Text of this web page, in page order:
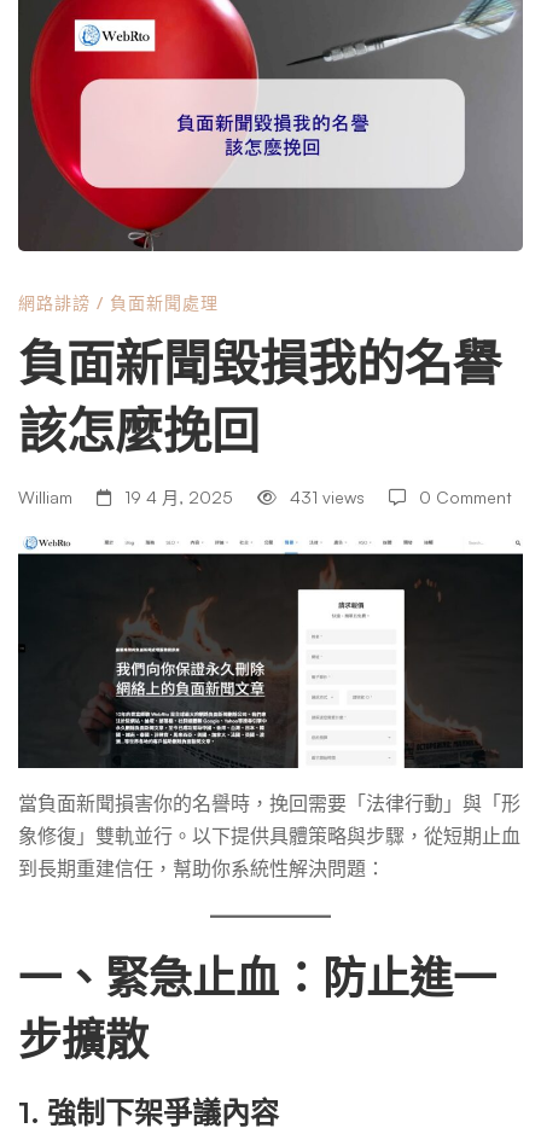
負
面
新
聞
毀
損
我
譽
該
麼
挽
網路誹謗 / 負面新聞處理
負面新聞毀損我的名譽
該怎麼挽回
William 19 4 月, 2025 431 views 0 Comment
當負面新聞損害你的名譽時，挽回需要「法律行動」與「形
象修復」雙軌並行。以下提供具體策略與步驟，從短期止血
到長期重建信任，幫助你系統性解決問題：
一、緊急止血：防止進一
步擴散
1. 強制下架爭議內容